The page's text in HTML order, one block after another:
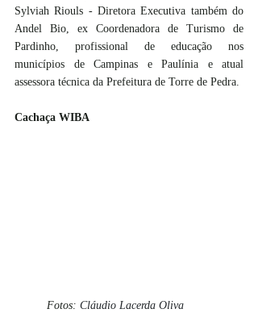
Sylviah Riouls - Diretora Executiva também do
Andel Bio, ex Coordenadora de Turismo de
Pardinho, profissional de educação nos
municípios de Campinas e Paulínia e atual
assessora técnica da Prefeitura de Torre de Pedra.
Cachaça WIBA
Fotos: Cláudio Lacerda Oliva